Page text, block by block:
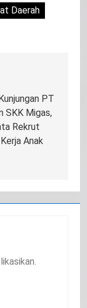
Daerah
PT
SKK Migas,
Rekrut
Anak